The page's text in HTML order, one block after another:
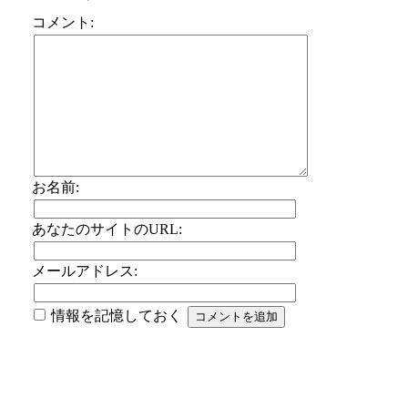
コメント:
お名前:
あなたのサイトのURL:
メールアドレス:
情報を記憶しておく